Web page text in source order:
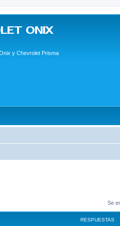
ONIX
y Chevrolet Prisma
Se
RESPUESTAS